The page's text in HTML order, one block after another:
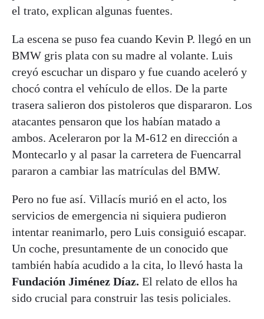
el trato, explican algunas fuentes.
La escena se puso fea cuando Kevin P. llegó en un
BMW gris plata con su madre al volante. Luis
creyó escuchar un disparo y fue cuando aceleró y
chocó contra el vehículo de ellos. De la parte
trasera salieron dos pistoleros que dispararon. Los
atacantes pensaron que los habían matado a
ambos. Aceleraron por la M-612 en dirección a
Montecarlo y al pasar la carretera de Fuencarral
pararon a cambiar las matrículas del BMW.
Pero no fue así. Villacís murió en el acto, los
servicios de emergencia ni siquiera pudieron
intentar reanimarlo, pero Luis consiguió escapar.
Un coche, presuntamente de un conocido que
también había acudido a la cita, lo llevó hasta la
Fundación Jiménez Díaz. El relato de ellos ha
sido crucial para construir las tesis policiales.